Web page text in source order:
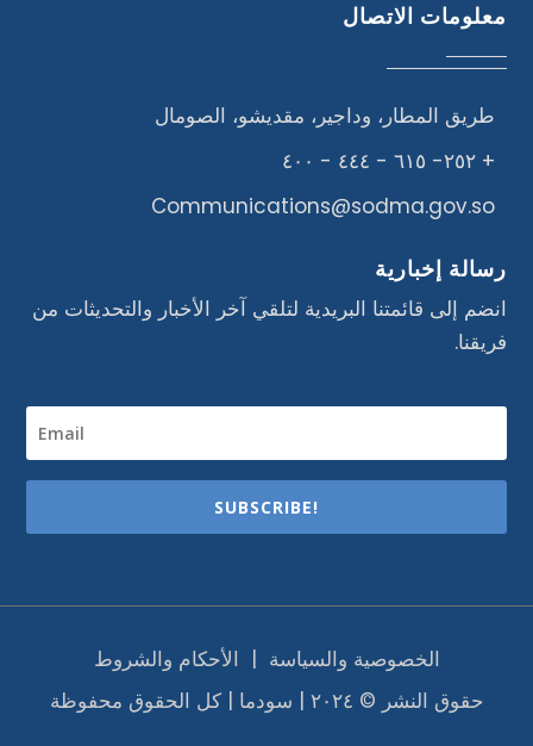
معلومات الاتصال
طريق المطار، وداجير، مقديشو، الصومال
+ ٢٥٢- ٦١٥ - ٤٤٤ - ٤٠٠
Communications@sodma.gov.so
رسالة إخبارية
انضم إلى قائمتنا البريدية لتلقي آخر الأخبار والتحديثات من
فريقنا.
SUBSCRIBE!
الخصوصية والسياسة | الأحكام والشروط
حقوق النشر © ٢٠٢٤ | سودما | كل الحقوق محفوظة